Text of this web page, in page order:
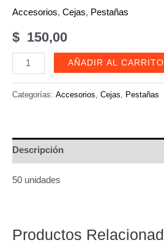
Accesorios, Cejas, Pestañas
$ 150,00
Aplicadores
liner
descartables
cantidad
AÑADIR AL CARRITO
Categorías: Accesorios Cejas Pestañas
Descripción
50 unidades
Productos